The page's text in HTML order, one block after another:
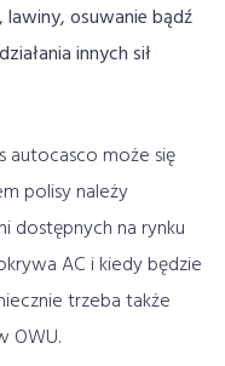
lawiny, osuwanie bądź
innych sił
autocasco może się
polisy należy
dostępnych na rynku
AC i kiedy będzie
trzeba także
OWU.